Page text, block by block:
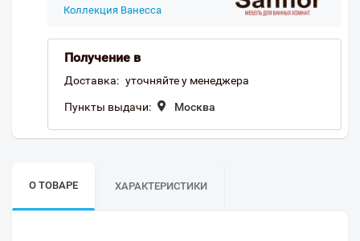
Коллекция Ванесса
Получение в
Доставка: уточняйте у менеджера
Пункты выдачи: Москва
О ТОВАРЕ ХАРАКТЕРИСТИКИ